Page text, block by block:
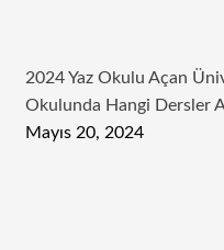
2024 Yaz Okulu Açan
Okulunda Hangi Dersler
Mayıs 20, 2024